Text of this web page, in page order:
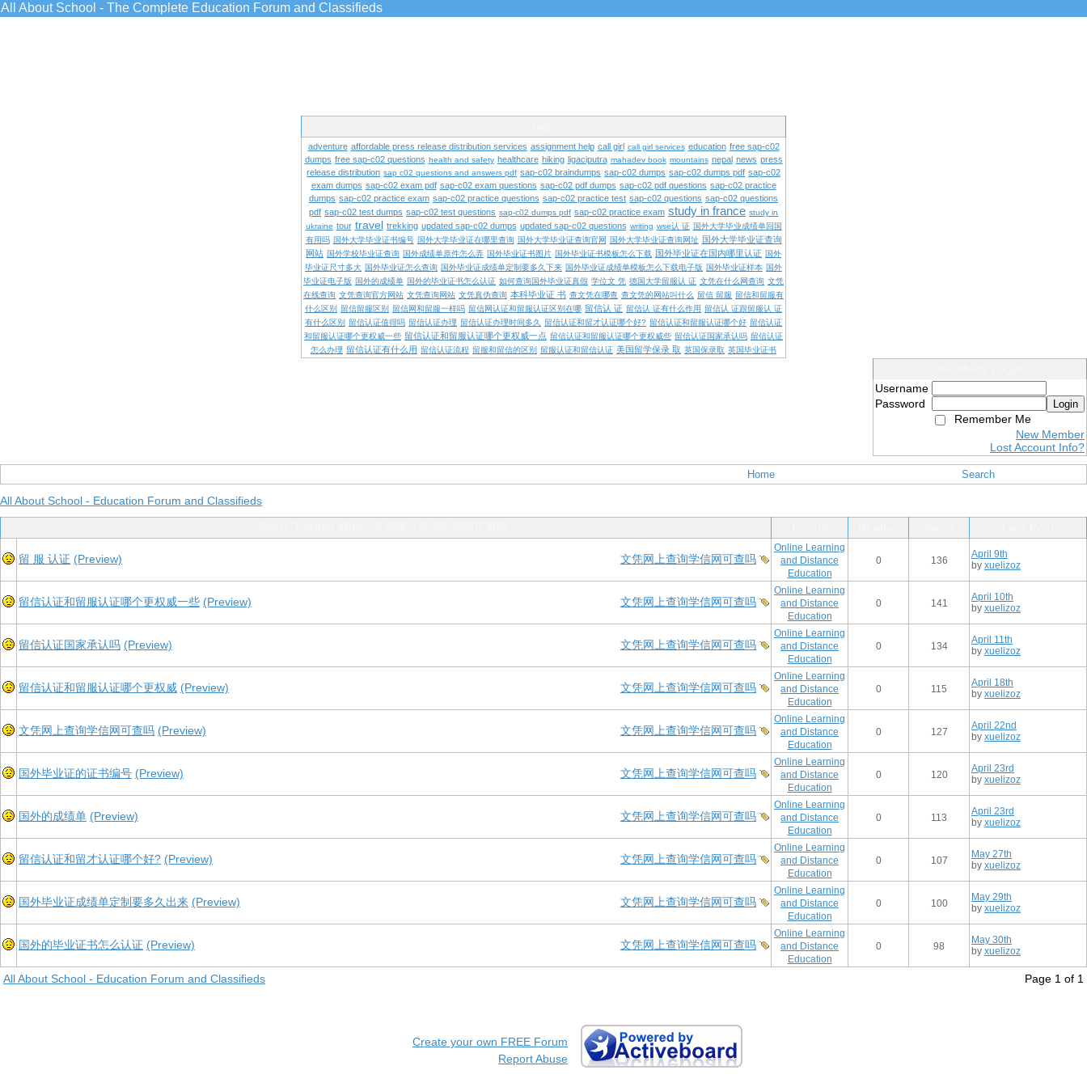
All About School - The Complete Education Forum and Classifieds
adventure affordable press release distribution services assignment help call girl call girl services education free sap-c02
dumps free sap-c02 questions health and safety healthcare hiking ligaciputra mahadev book mountains nepal news press
release distribution sap c02 questions and answers pdf sap-c02 braindumps sap-c02 dumps sap-c02 dumps pdf sap-c02
exam dumps sap-c02 exam pdf sap-c02 exam questions sap-c02 pdf dumps sap-c02 pdf questions sap-c02 practice
dumps sap-c02 practice exam sap-c02 practice questions sap-c02 practice test sap-c02 questions sap-c02 questions
pdf sap-c02 test dumps sap-c02 test questions sap-c02 dumps pdf sap-c02 practice exam study in france study in
ukraine tour travel trekking updated sap-c02 dumps updated sap-c02 questions writing wse认 证 国外大学毕业成绩单回国
有用吗 国外大学毕业证书编号 国外大学毕业证在哪里查询 国外大学毕业证查询官网 国外大学毕业证查询网址 国外大学毕业证查询
网站 国外学校毕业证查询 国外成绩单原件怎么弄 国外毕业证书图片 国外毕业证书模板怎么下载 国外毕业证在国内哪里认证 国外
毕业证尺寸多大 国外毕业证怎么查询 国外毕业证成绩单定制要多久下来 国外毕业证成绩单模板怎么下载电子版 国外毕业证样本 国外
毕业证电子版 国外的成绩单 国外的毕业证书怎么认证 如何查询国外毕业证真假 学位文 凭 德国大学留服认 证 文凭在什么网查询 文凭
在线查询 文凭查询官方网站 文凭查询网站 文凭真伪查询 本科毕业证 书 查文凭在哪查 查文凭的网站叫什么 留信 留服 留信和留服有
什么区别 留信留服区别 留信网和留服一样吗 留信网认证和留服认证区别在哪 留信认 证 留信认 证有什么作用 留信认 证跟留服认 证
有什么区别 留信认证值得吗 留信认证办理 留信认证办理时间多久 留信认证和留才认证哪个好? 留信认证和留服认证哪个好 留信认证
和留服认证哪个更权威一些 留信认证和留服认证哪个更权威一点 留信认证和留服认证哪个更权威些 留信认证国家承认吗 留信认证
怎么办理 留信认证有什么用 留信认证流程 留服和留信的区别 留服认证和留信认证 美国留学保录 取 英国保录取 英国毕业证书
Username
Password
Login
Remember Me
New Member
Lost Account Info?
Home Search
All About School - Education Forum and Classifieds
文凭网上查询学信网可查吗
留 服 认证 (Preview)
Online Learning
and Distance
Education
0 136
April 9th
by xuelizoz
文凭网上查询学信网可查吗
留信认证和留服认证哪个更权威一些 (Preview)
Online Learning
and Distance
Education
0 141
April 10th
by xuelizoz
文凭网上查询学信网可查吗
留信认证国家承认吗 (Preview)
Online Learning
and Distance
Education
0 134
April 11th
by xuelizoz
文凭网上查询学信网可查吗
留信认证和留服认证哪个更权威 (Preview)
Online Learning
and Distance
Education
0 115
April 18th
by xuelizoz
文凭网上查询学信网可查吗
文凭网上查询学信网可查吗 (Preview)
Online Learning
and Distance
Education
0 127
April 22nd
by xuelizoz
文凭网上查询学信网可查吗
国外毕业证的证书编号 (Preview)
Online Learning
and Distance
Education
0 120
April 23rd
by xuelizoz
文凭网上查询学信网可查吗
国外的成绩单 (Preview)
Online Learning
and Distance
Education
0 113
April 23rd
by xuelizoz
文凭网上查询学信网可查吗
留信认证和留才认证哪个好? (Preview)
Online Learning
and Distance
Education
0 107
May 27th
by xuelizoz
文凭网上查询学信网可查吗
国外毕业证成绩单定制要多久出来 (Preview)
Online Learning
and Distance
Education
0 100
May 29th
by xuelizoz
文凭网上查询学信网可查吗
国外的毕业证书怎么认证 (Preview)
Online Learning
and Distance
Education
0 98
May 30th
by xuelizoz
All About School - Education Forum and Classifieds Page 1 of 1
Create your own FREE Forum
Report Abuse